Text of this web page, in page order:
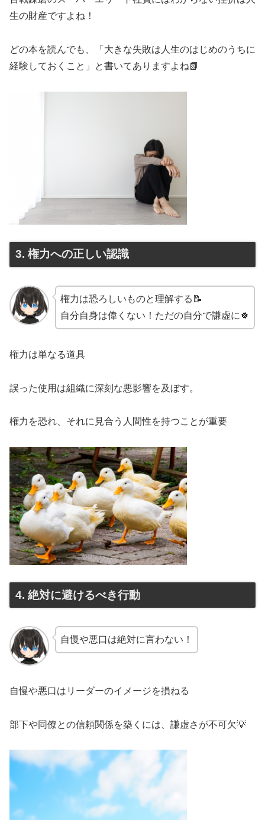
生の財産ですよね！
どの本を読んでも、「大きな失敗は人生のはじめのうちに
経験しておくこと」と書いてありますよね📗
3. 権力への正しい認識
権力は恐ろしいものと理解する📝
自分自身は偉くない！ただの自分で謙虚に🍀
権力は単なる道具
誤った使用は組織に深刻な悪影響を及ぼす。
権力を恐れ、それに見合う人間性を持つことが重要
4. 絶対に避けるべき行動
自慢や悪口は絶対に言わない！
自慢や悪口はリーダーのイメージを損ねる
部下や同僚との信頼関係を築くには、謙虚さが不可欠💡